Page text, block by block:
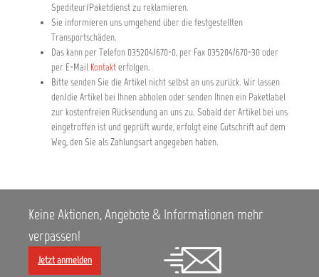
Spediteur/Paketdienst zu reklamieren.
Sie informieren uns umgehend über die festgestellten
Transportschäden.
Das kann per Telefon 035204/670-0, per Fax 035204/670-30 oder
per E-Mail Kontakterfolgen.
Bitte senden Sie die Artikel nicht selbst an uns zurück. Wir lassen
den/die Artikel bei Ihnen abholen oder senden Ihnen ein Paketlabel
zur kostenfreien Rücksendung an uns zu. Sobald der Artikel bei uns
eingetroffen ist und geprüft wurde, erfolgt eine Gutschrift auf dem
Weg, den Sie als Zahlungsart angegeben haben.
Keine Aktionen, Angebote & Informationen mehr
verpassen!
Jetzt anmelden